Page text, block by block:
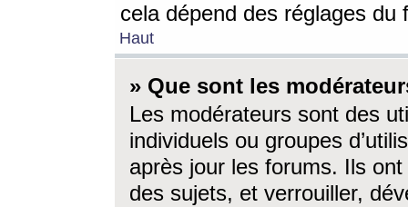
cela dépend des réglages du
Haut
» Que sont les
Les modérateurs sont des
individuels ou groupes
après jour les forums. Ils ont
des sujets, et verrouiller,